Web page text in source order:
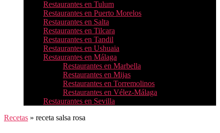
Restaurantes en Tulum
Restaurantes en Puerto Morelos
Restaurantes en Salta
Restaurantes en Tilcara
Restaurantes en Tandil
Restaurantes en Ushuaia
Restaurantes en Málaga
Restaurantes en Marbella
Restaurantes en Mijas
Restaurantes en Torremolinos
Restaurantes en Vélez-Málaga
Restaurantes en Sevilla
Recetas » receta salsa rosa